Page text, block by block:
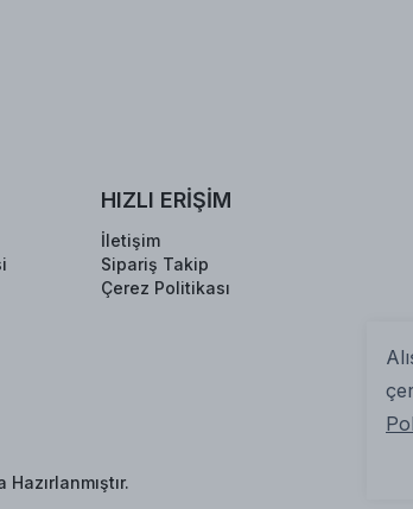
HIZLI ERİŞİM
İletişim
Sipariş Takip
Çerez Politikası